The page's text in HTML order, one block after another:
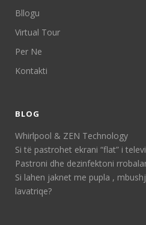
Bllogu
Virtual Tour
Per Ne
Kontakti
BLOG
Whirlpool & ZEN Technology
Si të pastrohet ekrani “flat” i
Pastroni dhe dezinfektoni
Si lahen jaknet me pupla ,
lavatriqe?